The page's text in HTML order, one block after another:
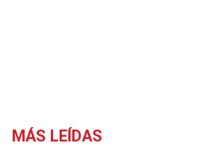
MÁS LEÍDAS